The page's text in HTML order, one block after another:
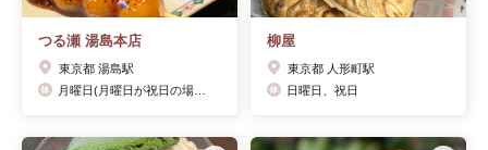
つる瀬 湯島本店
東京都 湯島駅
柳屋
東京都 人形町駅
日曜日、祝日